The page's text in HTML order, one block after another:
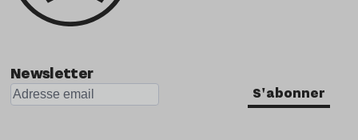
Newsletter
S'abonner